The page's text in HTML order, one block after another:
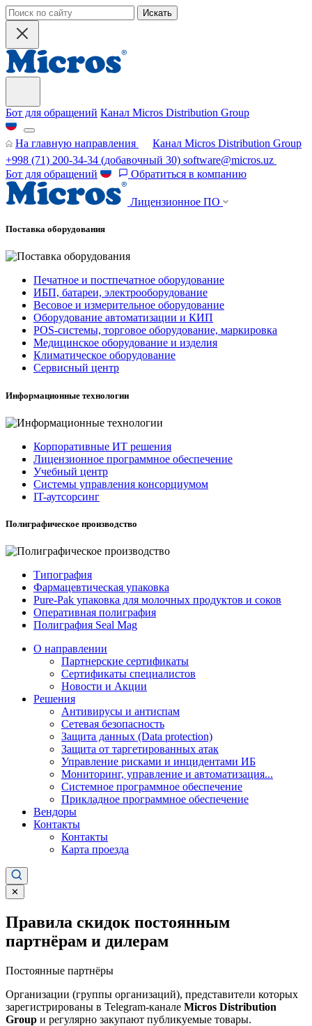
Искать
Бот для обращений Канал Micros Distribution Group
На главную направления
Канал Micros Distribution Group
+998 (71) 200-34-34 (добавочный 30) software@micros.uz
Бот для обращений
Обратиться в компанию
Лицензионное ПО
Поставка оборудования
Печатное и постпечатное оборудование
ИБП, батареи, электрооборудование
Весовое и измерительное оборудование
Оборудование автоматизации и КИП
POS-системы, торговое оборудование, маркировка
Медицинское оборудование и изделия
Климатическое оборудование
Сервисный центр
Информационные технологии
Корпоративные ИТ решения
Лицензионное программное обеспечение
Учебный центр
Системы управления консорциумом
IT-аутсорсинг
Полиграфическое производство
Типография
Фармацевтическая упаковка
Pure-Pak упаковка для молочных продуктов и соков
Оперативная полиграфия
Полиграфия Seal Mag
О направлении
Партнерские сертификаты
Сертификаты специалистов
Новости и Акции
Решения
Антивирусы и антиспам
Сетевая безопасность
Защита данных (Data protection)
Защита от таргетированных атак
Управление рисками и инцидентами ИБ
Мониторинг, управление и автоматизация...
Системное программное обеспечение
Прикладное программное обеспечение
Вендоры
Контакты
Контакты
Карта проезда
✕
Правила скидок постоянным
партнёрам и дилерам
Постоянные партнёры
Организации (группы организаций), представители которых
зарегистрированы в Telegram-канале Micros Distribution
Group и регулярно закупают публикуемые товары.